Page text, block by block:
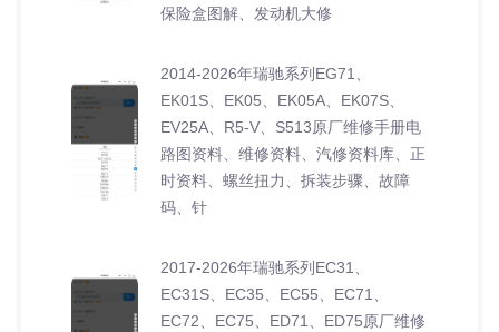
保险盒图解、发动机大修
2014-2026年瑞驰系列EG71、
EK01S、EK05、EK05A、EK07S、
EV25A、R5-V、S513原厂维修手册电
路图资料、维修资料、汽修资料库、正
时资料、螺丝扭力、拆装步骤、故障
码、针
2017-2026年瑞驰系列EC31、
EC31S、EC35、EC55、EC71、
EC72、EC75、ED71、ED75原厂维修